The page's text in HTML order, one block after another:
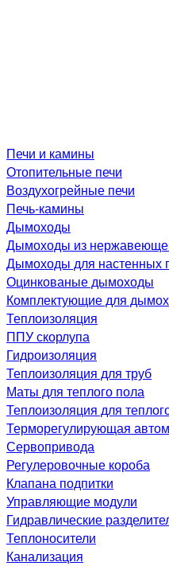
Печи и камины
Отопительные печи
Воздухогрейные печи
Печь-камины
Дымоходы
Дымоходы из
Дымоходы для настенных
Оцинкованые дымоходы
Комплектующие для
Теплоизоляция
ППУ скорлупа
Гидроизоляция
Теплоизоляция для труб
Маты для теплого пола
Теплоизоляция для
Терморегулирующая
Сервопривода
Регулеровочные короба
Клапана подпитки
Управляющие модули
Гидравлические
Теплоносители
Канализация